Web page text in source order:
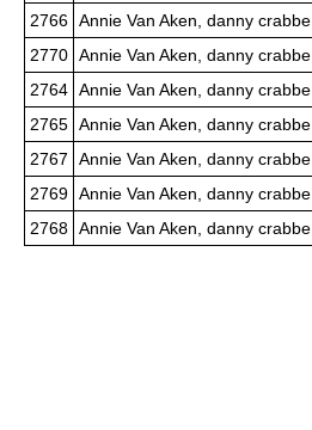
2766 Annie Van Aken, danny crabbe
2770 Annie Van Aken, danny crabbe
2764 Annie Van Aken, danny crabbe
2765 Annie Van Aken, danny crabbe
2767
Annie Van Aken, danny crabbe
2769 Annie Van Aken, danny crabbe
2768 Annie Van Aken, danny crabbe